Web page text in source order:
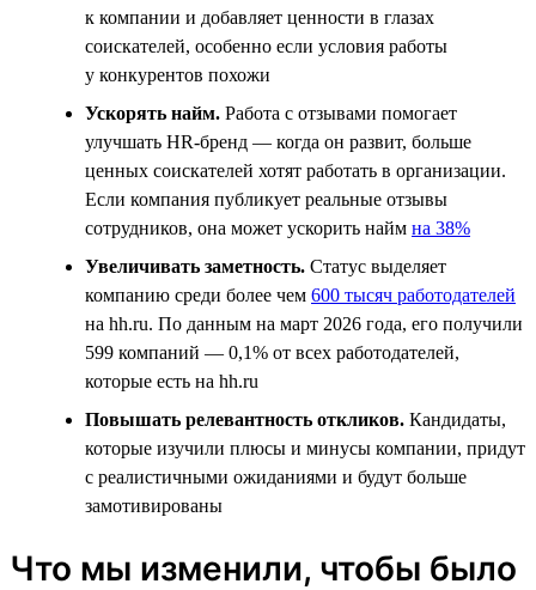
к компании и добавляет ценности в глазах
соискателей, особенно если условия работы
у конкурентов похожи
Ускорять найм. Работа с отзывами помогает
улучшать HR-бренд — когда он развит, больше
ценных соискателей хотят работать в организации.
Если компания публикует реальные отзывы
сотрудников, она может ускорить найм на 38%
Увеличивать заметность. Статус выделяет
компанию среди более чем 600 тысяч работодателей
на hh.ru. По данным на март 2026 года, его получили
599 компаний — 0,1% от всех работодателей,
которые есть на hh.ru
Повышать релевантность откликов. Кандидаты,
которые изучили плюсы и минусы компании, придут
с реалистичными ожиданиями и будут больше
замотивированы
Что мы изменили, чтобы было